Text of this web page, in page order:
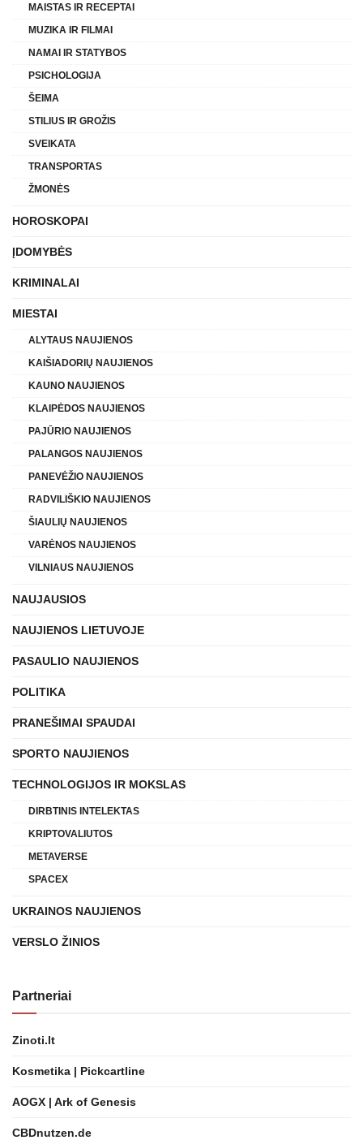
MAISTAS IR RECEPTAI
MUZIKA IR FILMAI
NAMAI IR STATYBOS
PSICHOLOGIJA
ŠEIMA
STILIUS IR GROŽIS
SVEIKATA
TRANSPORTAS
ŽMONĖS
HOROSKOPAI
ĮDOMYBĖS
KRIMINALAI
MIESTAI
ALYTAUS NAUJIENOS
KAIŠIADORIŲ NAUJIENOS
KAUNO NAUJIENOS
KLAIPĖDOS NAUJIENOS
PAJŪRIO NAUJIENOS
PALANGOS NAUJIENOS
PANEVĖŽIO NAUJIENOS
RADVILIŠKIO NAUJIENOS
ŠIAULIŲ NAUJIENOS
VARĖNOS NAUJIENOS
VILNIAUS NAUJIENOS
NAUJAUSIOS
NAUJIENOS LIETUVOJE
PASAULIO NAUJIENOS
POLITIKA
PRANEŠIMAI SPAUDAI
SPORTO NAUJIENOS
TECHNOLOGIJOS IR MOKSLAS
DIRBTINIS INTELEKTAS
KRIPTOVALIUTOS
METAVERSE
SPACEX
UKRAINOS NAUJIENOS
VERSLO ŽINIOS
Partneriai
Zinoti.lt
Kosmetika | Pickcartline
AOGX | Ark of Genesis
CBDnutzen.de